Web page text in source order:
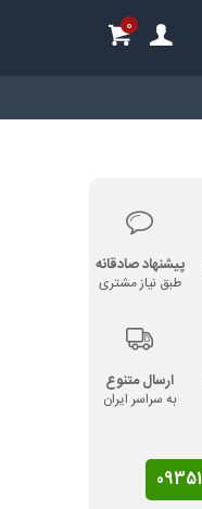
0
پیشنهاد صادقانه
طبق نیاز مشتری
ارسال متنوع
به سراسر ایران